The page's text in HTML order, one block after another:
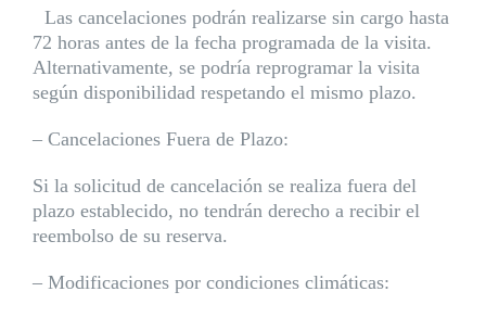
Las cancelaciones podrán realizarse sin cargo hasta
72 horas antes de la fecha programada de la visita.
Alternativamente, se podría reprogramar la visita
según disponibilidad respetando el mismo plazo.
– Cancelaciones Fuera de Plazo:
Si la solicitud de cancelación se realiza fuera del
plazo establecido, no tendrán derecho a recibir el
reembolso de su reserva.
– Modificaciones por condiciones climáticas: